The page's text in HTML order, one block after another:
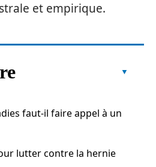
et empirique.
faut-il faire appel à un
lutter contre la hernie